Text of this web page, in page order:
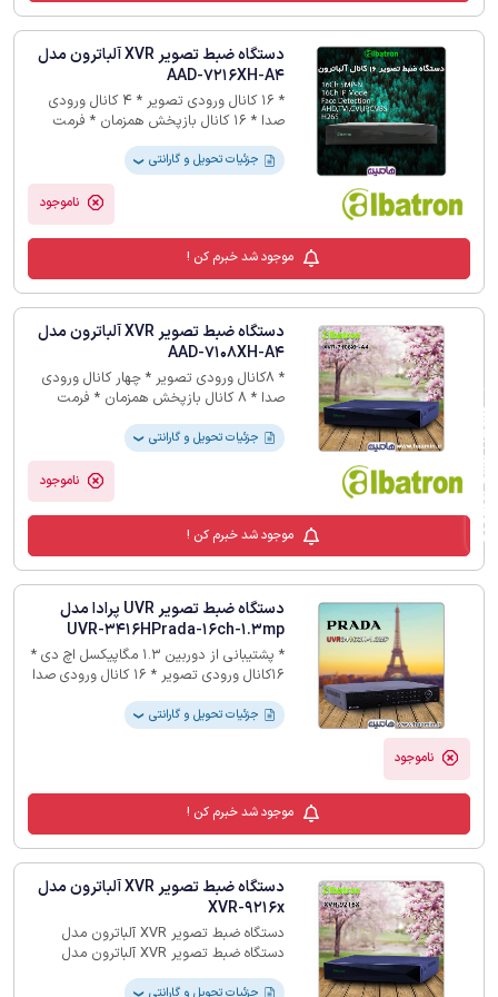
دستگاه ضبط تصویر XVR آلباترون مدل
AAD-7216XH-A4
* 16 کانال ورودی تصویر * 4 کانال ورودی
صدا * 16 کانال بازپخش همزمان * فرمت
جزئیات تحویل و گارانتی ❯
ناموجود
موجود شد خبرم کن !
دستگاه ضبط تصویر XVR آلباترون مدل
AAD-7108XH-A4
* 8کانال ورودی تصویر * چهار کانال ورودی
صدا * 8 کانال بازپخش همزمان * فرمت
جزئیات تحویل و گارانتی ❯
ناموجود
موجود شد خبرم کن !
دستگاه ضبط تصویر UVR پرادا مدل
UVR-3416HPrada-16ch-1.3mp
* پشتیبانی از دوربین 1.3 مگاپیکسل اچ دی *
16کانال ورودی تصویر * 16 کانال ورودی صدا
جزئیات تحویل و گارانتی ❯
ناموجود
موجود شد خبرم کن !
دستگاه ضبط تصویر XVR آلباترون مدل
XVR-9216x
دستگاه ضبط تصویر XVR آلباترون مدل
دستگاه ضبط تصویر XVR آلباترون مدل
جزئیات تحویل و گارانتی ❯
فیلترهای لیست محصولات